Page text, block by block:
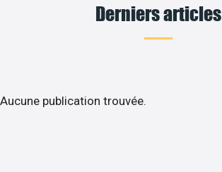
Derniers articles
Aucune publication trouvée.